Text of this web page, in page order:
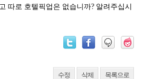
따로 호텔픽업은 없습니까? 알려주십시
수정 삭제 목록으로